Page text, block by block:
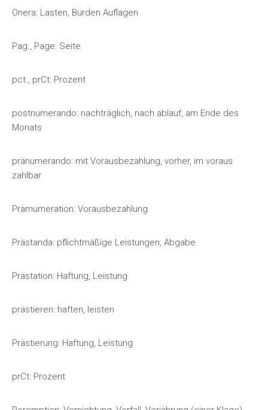
Onera: Lasten, Bürden Auflagen
Pag., Page: Seite
pct., prCt: Prozent
postnumerando: nachträglich, nach ablauf, am Ende des
Monats
pränumerando: mit Vorausbezahlung, vorher, im voraus
zahlbar
Prämumeration: Vorausbezahlung
Prästanda: pflichtmäßige Leistungen, Abgabe
Prästation: Haftung, Leistung
prästieren: haften, leisten
Prästierung: Haftung, Leistung
prCt: Prozent